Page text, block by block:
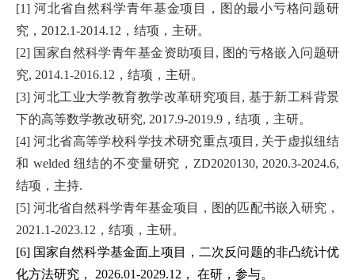
[1] 河北省自然科学青年基金项目，图的最小亏格问题研
究，2012.1-2014.12，结项，主研。
[2] 国家自然科学青年基金资助项目, 图的亏格嵌入问题研
究, 2014.1-2016.12，结项，主研。
[3] 河北工业大学教育教学改革研究项目, 基于新工科背景
下的高等数学教改研究, 2017.9-2019.9，结项，主研。
[4] 河北省高等学校科学技术研究重点项目, 关于虚拟纽结
和 welded 纽结的不变量研究，ZD2020130, 2020.3-2024.6,
结项，主持.
[5] 河北省自然科学青年基金项目，图的匹配书嵌入研究，
2021.1-2023.12，结项，主研。
[6] 国家自然科学基金面上项目，二次反问题的非凸统计优
化方法研究， 2026.01-2029.12， 在研，参与。